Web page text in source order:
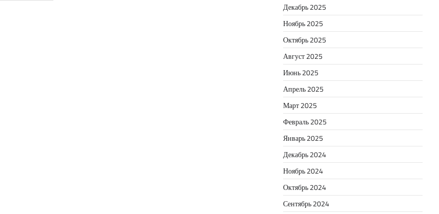
Декабрь 2025
Ноябрь 2025
Октябрь 2025
Август 2025
Июнь 2025
Апрель 2025
Март 2025
Февраль 2025
Январь 2025
Декабрь 2024
Ноябрь 2024
Октябрь 2024
Сентябрь 2024